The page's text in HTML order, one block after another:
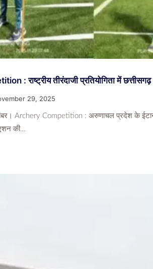
: राष्ट्रीय तीरंदाजी प्रतियोगिता में
29, 2025
Archery Competition : अरुणाचल प्रदेश के ईटानगर
की…